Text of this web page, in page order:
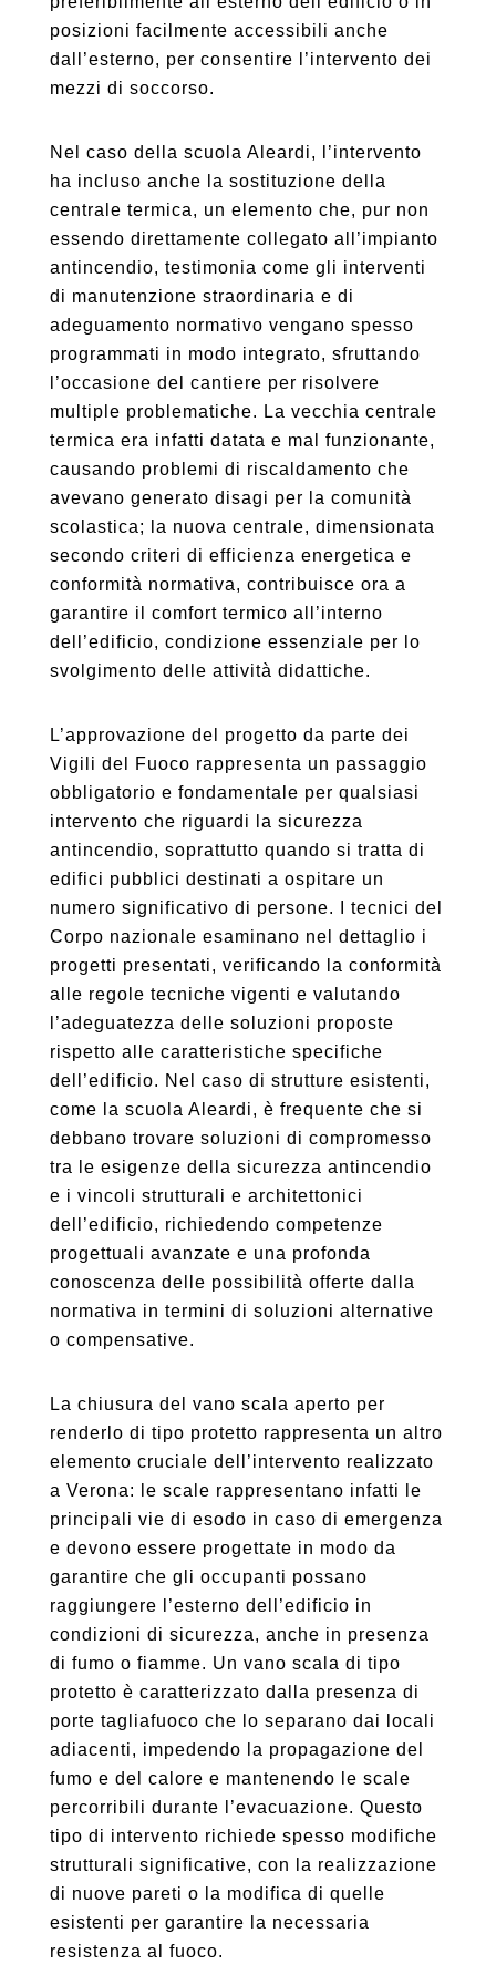
posizioni facilmente accessibili anche
dall’esterno, per consentire l’intervento dei
mezzi di soccorso.
Nel caso della scuola Aleardi, l’intervento
ha incluso anche la sostituzione della
centrale termica, un elemento che, pur non
essendo direttamente collegato all’impianto
antincendio, testimonia come gli interventi
di manutenzione straordinaria e di
adeguamento normativo vengano spesso
programmati in modo integrato, sfruttando
l’occasione del cantiere per risolvere
multiple problematiche. La vecchia centrale
termica era infatti datata e mal funzionante,
causando problemi di riscaldamento che
avevano generato disagi per la comunità
scolastica; la nuova centrale, dimensionata
secondo criteri di efficienza energetica e
conformità normativa, contribuisce ora a
garantire il comfort termico all’interno
dell’edificio, condizione essenziale per lo
svolgimento delle attività didattiche.
L’approvazione del progetto da parte dei
Vigili del Fuoco rappresenta un passaggio
obbligatorio e fondamentale per qualsiasi
intervento che riguardi la sicurezza
antincendio, soprattutto quando si tratta di
edifici pubblici destinati a ospitare un
numero significativo di persone. I tecnici del
Corpo nazionale esaminano nel dettaglio i
progetti presentati, verificando la conformità
alle regole tecniche vigenti e valutando
l’adeguatezza delle soluzioni proposte
rispetto alle caratteristiche specifiche
dell’edificio. Nel caso di strutture esistenti,
come la scuola Aleardi, è frequente che si
debbano trovare soluzioni di compromesso
tra le esigenze della sicurezza antincendio
e i vincoli strutturali e architettonici
dell’edificio, richiedendo competenze
progettuali avanzate e una profonda
conoscenza delle possibilità offerte dalla
normativa in termini di soluzioni alternative
o compensative.
La chiusura del vano scala aperto per
renderlo di tipo protetto rappresenta un altro
elemento cruciale dell’intervento realizzato
a Verona: le scale rappresentano infatti le
principali vie di esodo in caso di emergenza
e devono essere progettate in modo da
garantire che gli occupanti possano
raggiungere l’esterno dell’edificio in
condizioni di sicurezza, anche in presenza
di fumo o fiamme. Un vano scala di tipo
protetto è caratterizzato dalla presenza di
porte tagliafuoco che lo separano dai locali
adiacenti, impedendo la propagazione del
fumo e del calore e mantenendo le scale
percorribili durante l’evacuazione. Questo
tipo di intervento richiede spesso modifiche
strutturali significative, con la realizzazione
di nuove pareti o la modifica di quelle
esistenti per garantire la necessaria
resistenza al fuoco.